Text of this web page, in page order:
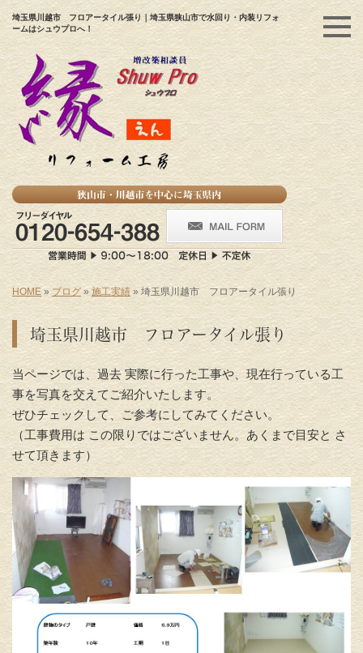
埼玉県川越市 フロアータイル張り｜埼玉県狭山市で水回り・内装リフォ
ームはシュウプロへ！
HOME »ブログ » 施工実績 » 埼玉県川越市 フロアータイル張り
埼玉県川越市 フロアータイル張り
当ページでは、過去 実際に行った工事や、現在行っている工
事を写真を交えてご紹介いたします。
ぜひチェックして、ご参考にしてみてください。
（工事費用は この限りではございません。あくまで目安と さ
せて頂きます）